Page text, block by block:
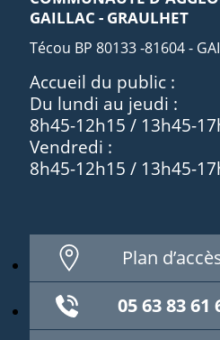
GAILLAC - GRAULHET
Técou BP 80133 -81604 -
Accueil du public :
Du lundi au jeudi :
8h45-12h15 / 13h45-
Vendredi :
8h45-12h15 / 13h45-
Plan
05 63 83 61